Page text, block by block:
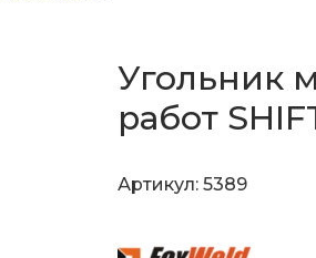
Угольник
работ
Артикул: 5389